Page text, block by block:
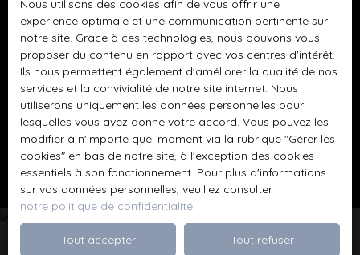
BLOIS CEDEX.
Pour en savoir plus sur le traitement de vos
données personnelles, veuillez consulter notre
politique de confidentialité.
Recevoir des annonces
Nous utilisons des cookies afin de vous offrir une
expérience optimale et une communication pertinente sur
notre site. Grace à ces technologies, nous pouvons vous
proposer du contenu en rapport avec vos centres d'intérêt.
Ils nous permettent également d'améliorer la qualité de nos
services et la convivialité de notre site internet. Nous
utiliserons uniquement les données personnelles pour
lesquelles vous avez donné votre accord. Vous pouvez les
modifier à n'importe quel moment via la rubrique ″Gérer les
cookies″ en bas de notre site, à l'exception des cookies
essentiels à son fonctionnement. Pour plus d'informations
sur vos données personnelles, veuillez consulter
notre politique de confidentialité.
Tout accepter Tout refuser